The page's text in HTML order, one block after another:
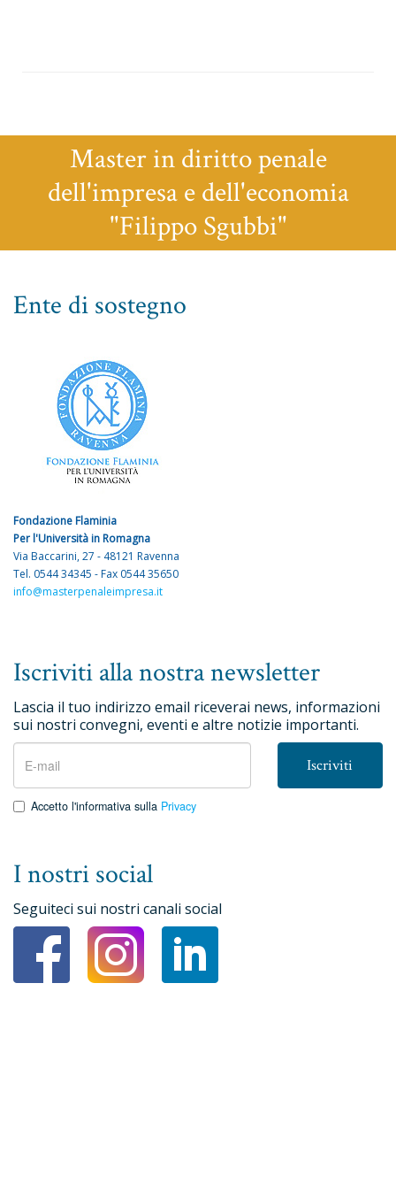
Master in diritto penale
dell'impresa e dell'economia
"Filippo Sgubbi"
Ente di sostegno
Fondazione Flaminia
Per l'Università in Romagna
Via Baccarini, 27 - 48121 Ravenna
Tel. 0544 34345 - Fax 0544 35650
info@masterpenaleimpresa.it
Iscriviti alla nostra newsletter
Lascia il tuo indirizzo email riceverai news, informazioni
sui nostri convegni, eventi e altre notizie importanti.
Iscriviti
Accetto l'informativa sulla Privacy
I nostri social
Seguiteci sui nostri canali social